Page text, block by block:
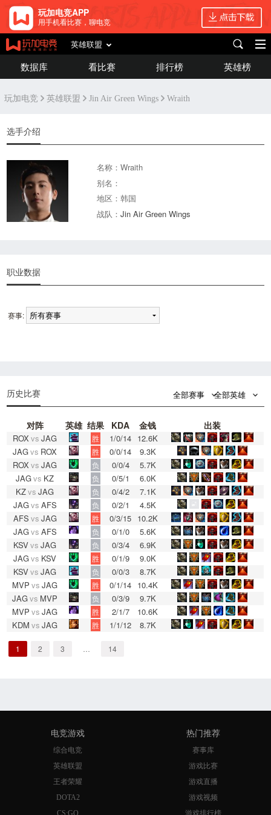
玩加电竞APP
用手机看比赛，聊电竞
英雄联盟
数据库 看比赛 排行榜 英雄榜
玩加电竞 英雄联盟 Jin Air Green Wings Wraith
选手介绍
名称：Wraith
别名：
地区：韩国
战队：Jin Air Green Wings
职业数据
赛事:
历史比赛 全部赛事 全部英雄
对阵 英雄 结果 KDA 金钱 出装
ROXvs JAG 胜 1/0/14 12.6K
JAGvs ROX 胜 0/0/14
9.3K
ROXvs JAG 负 0/0/4
5.7K
JAGvs KZ 负 0/5/1
6.0K
KZvs JAG 负 0/4/2
7.1K
JAGvs AFS 负 0/2/1
4.5K
AFS vs JAG 胜 0/3/15 10.2K
JAGvs AFS 负 0/1/0
5.6K
KSVvs JAG 负 0/3/4
6.9K
JAGvs KSV 胜 0/1/9
9.0K
KSVvs JAG 负 0/0/3
8.7K
MVP vs JAG 胜 0/1/14 10.4K
JAGvs MVP 负 0/3/9
9.7K
MVP vs JAG 胜 2/1/7
10.6K
KDM vs JAG 胜 1/1/12 8.7K
1 2 3 14
电竞游戏
综合电竞
英雄联盟
王者荣耀
DOTA2
CS:GO
热门推荐
赛事库
游戏比赛
游戏直播
游戏视频
游戏排行榜